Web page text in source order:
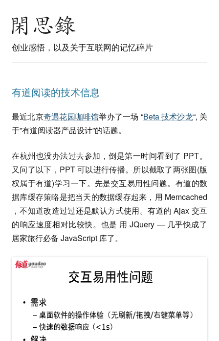
创业感悟，以及关于互联网的记忆碎片
有道阅读的技术信息
最近北京奇遇花园咖啡馆举办了一场 “Beta 技术沙龙“, 关
于”有道阅读器产品设计”的话题。
在杭州也没办法过去参加，倒是第一时间看到了 PPT。
又问了以下，PPT 可以进行传播。所以截取了两张图(版
权属于有道)学习一下。先是交互易用性问题。有道的数
据库缓存策略是把当天的数据缓存起来，用 Memcached
，不知道改造过过还是默认方式使用。有道的 Ajax 交互
的响应速度相对比较快。也是 用 JQuery — 几乎快成了
居家旅行必备 JavaScript 库了。